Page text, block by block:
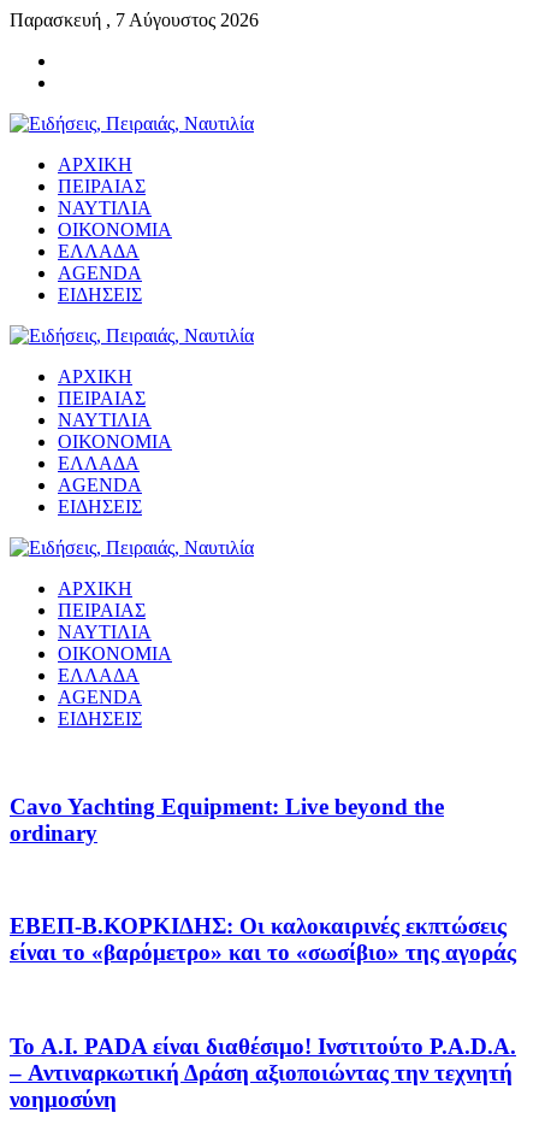
Παρασκευή , 7 Αύγουστος 2026
ΑΡΧΙΚΗ
ΠΕΙΡΑΙΑΣ
ΝΑΥΤΙΛΙΑ
ΟΙΚΟΝΟΜΙΑ
ΕΛΛΑΔΑ
AGENDA
ΕΙΔΗΣΕΙΣ
ΑΡΧΙΚΗ
ΠΕΙΡΑΙΑΣ
ΝΑΥΤΙΛΙΑ
ΟΙΚΟΝΟΜΙΑ
ΕΛΛΑΔΑ
AGENDA
ΕΙΔΗΣΕΙΣ
ΑΡΧΙΚΗ
ΠΕΙΡΑΙΑΣ
ΝΑΥΤΙΛΙΑ
ΟΙΚΟΝΟΜΙΑ
ΕΛΛΑΔΑ
AGENDA
ΕΙΔΗΣΕΙΣ
Cavo Yachting Equipment: Live beyond the
ordinary
EΒΕΠ-Β.ΚΟΡΚΙΔΗΣ: Οι καλοκαιρινές εκπτώσεις
είναι το «βαρόμετρο» και το «σωσίβιο» της αγοράς
Το A.I. PADA είναι διαθέσιμο! Ινστιτούτο P.A.D.A.
– Αντιναρκωτική Δράση αξιοποιώντας την τεχνητή
νοημοσύνη